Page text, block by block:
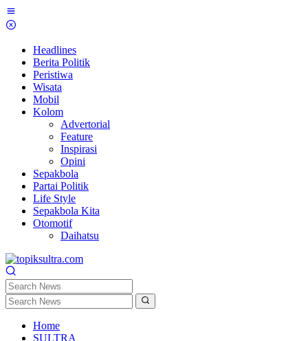
Skip
to
Headlines
Berita Politik
Peristiwa
Wisata
Mobil
Kolom
Advertorial
Feature
Inspirasi
Opini
Sepakbola
Partai Politik
Life Style
Sepakbola Kita
Otomotif
Daihatsu
Home
SULTRA